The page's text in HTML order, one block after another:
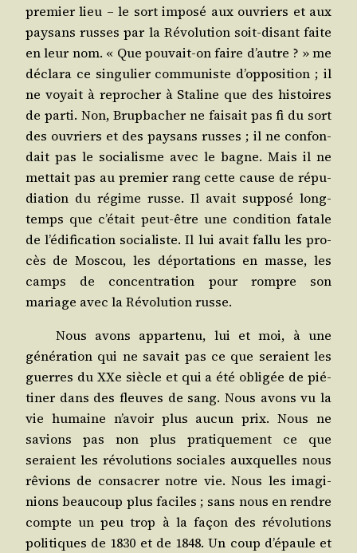
pre­mier lieu – le sort impo­sé aux ouvriers et aux
pay­sans russes par la Révo­lu­tion soit-disant faite
en leur nom. « Que pou­vait-on faire d’autre ? » me
décla­ra ce sin­gu­lier com­mu­niste d’opposition ; il
ne voyait à repro­cher à Sta­line que des his­toires
de par­ti. Non, Brup­ba­cher ne fai­sait pas fi du sort
des ouvriers et des pay­sans russes ; il ne confon­
dait pas le socia­lisme avec le bagne. Mais il ne
met­tait pas au pre­mier rang cette cause de répu­
dia­tion du régime russe. Il avait sup­po­sé long­
temps que c’était peut-être une condi­tion fatale
de l’édification socia­liste. Il lui avait fal­lu les pro­
cès de Mos­cou, les dépor­ta­tions en masse, les
camps de concen­tra­tion pour rompre son
mariage avec la Révo­lu­tion russe.
Nous avons appar­te­nu, lui et moi, à une
géné­ra­tion qui ne savait pas ce que seraient les
guerres du XXe siècle et qui a été obli­gée de pié­
ti­ner dans des fleuves de sang. Nous avons vu la
vie humaine n’avoir plus aucun prix. Nous ne
savions pas non plus pra­ti­que­ment ce que
seraient les révo­lu­tions sociales aux­quelles nous
rêvions de consa­crer notre vie. Nous les ima­gi­
nions beau­coup plus faciles ; sans nous en rendre
compte un peu trop à la façon des révo­lu­tions
poli­tiques de 1830 et de 1848. Un coup d’épaule et